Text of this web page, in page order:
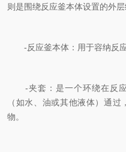
则是围绕反应釜本体设置的外层
-反应釜本体：用于容纳反应
-夹套：是一个环绕在反应
（如水、油或其他液体）通过
物。